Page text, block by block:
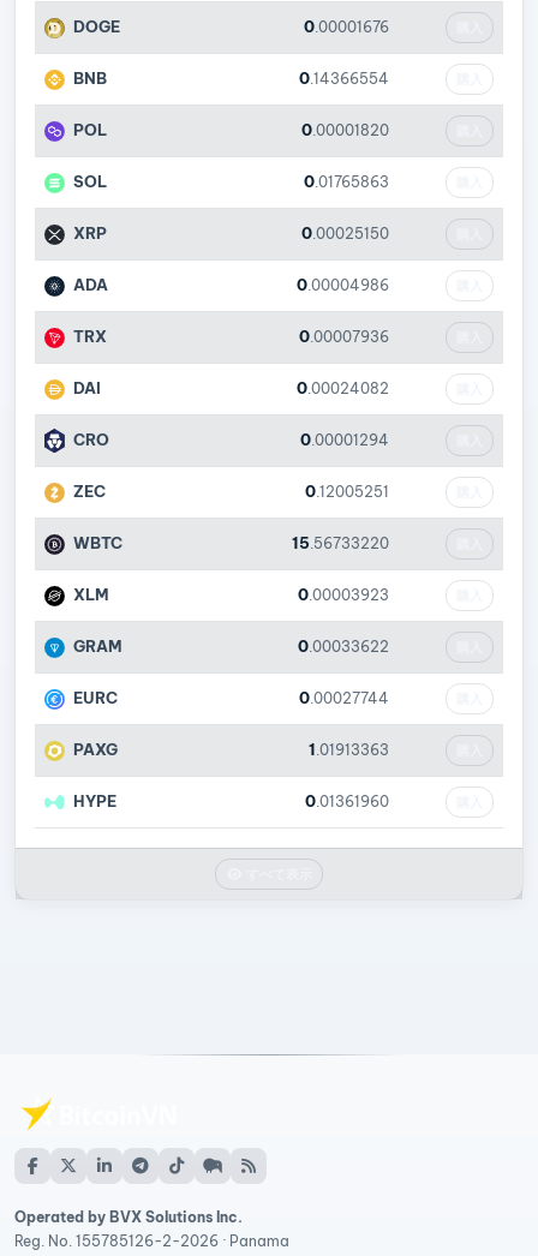
DOGE 0 .00001676
BNB 0 .14366554
POL 0 .00001820
SOL 0 .01765863
XRP 0 .00025150
ADA 0 .00004986
TRX 0 .00007936
DAI 0 .00024082
CRO 0 .00001294
ZEC 0 .12005251
WBTC 15 .56733220
XLM 0 .00003923
GRAM 0 .00033622
EURC 0 .00027744
PAXG 1 .01913363
HYPE 0 .01361960
Operated by BVX Solutions Inc.
Reg. No. 155785126-2-2026 · Panama